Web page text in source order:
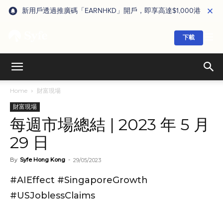
新用戶透過推廣碼「EARNHKD」開戶，即享高達$1,000港元獎賞
下載
Home 財富現場
財富現場
每週市場總結 | 2023 年 5 月
29 日
By Syfe Hong Kong - 29/05/2023
#AIEffect #SingaporeGrowth
#USJoblessClaims